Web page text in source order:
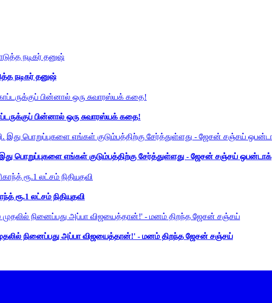
நடிகர் தனுஷ்
பின்னால் ஒரு சுவாரஸ்யக் கதை!
இது பொறுப்புகளை எங்கள் குடும்பத்திற்கு சேர்த்துள்ளது - ஜேசன் சஞ்சய் ஒபன்டாக்
ரூ.1 லட்சம் நிதியுதவி
நினைப்பது அப்பா விஜயைத்தான்!' - மனம் திறந்த ஜேசன் சஞ்சய்